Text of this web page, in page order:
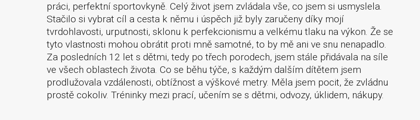
práci, perfektní sportovkyně. Celý život jsem zvládala vše, co jsem si usmyslela.
Stačilo si vybrat cíl a cesta k němu i úspěch již byly zaručeny díky mojí
tvrdohlavosti, urputnosti, sklonu k perfekcionismu a velkému tlaku na výkon. Že se
tyto vlastnosti mohou obrátit proti mně samotné, to by mě ani ve snu nenapadlo.
Za posledních 12 let s dětmi, tedy po třech porodech, jsem stále přidávala na síle
ve všech oblastech života. Co se běhu týče, s každým dalším dítětem jsem
prodlužovala vzdálenosti, obtížnost a výškové metry. Měla jsem pocit, že zvládnu
prostě cokoliv. Tréninky mezi prací, učením se s dětmi, odvozy, úklidem, nákupy.